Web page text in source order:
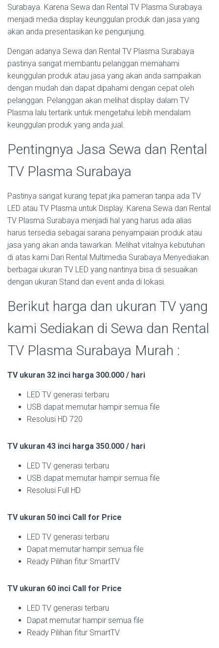
Surabaya. Karena Sewa dan Rental TV Plasma Surabaya
menjadi media display keunggulan produk dan jasa yang
akan anda presentasikan ke pengunjung.
Dengan adanya Sewa dan Rental TV Plasma Surabaya
pastinya sangat membantu pelanggan memahami
keunggulan produk atau jasa yang akan anda sampaikan
dengan mudah dan dapat dipahami dengan cepat oleh
pelanggan. Pelanggan akan melihat display dalam TV
Plasma lalu tertarik untuk mengetahui lebih mendalam
keunggulan produk yang anda jual.
Pentingnya Jasa Sewa dan Rental
TV Plasma Surabaya
Pastinya sangat kurang tepat jika pameran tanpa ada TV
LED atau TV Plasma untuk Display. Karena Sewa dan Rental
TV Plasma Surabaya menjadi hal yang harus ada alias
harus tersedia sebagai sarana penyampaian produk atau
jasa yang akan anda tawarkan. Melihat vitalnya kebutuhan
di atas kami Dari Rental Multimedia Surabaya Menyediakan
berbagai ukuran TV LED yang nantinya bisa di sesuaikan
dengan ukuran Stand dan event anda di lokasi.
Berikut harga dan ukuran TV yang
kami Sediakan di Sewa dan Rental
TV Plasma Surabaya Murah :
TV ukuran 32 inci harga 300.000 / hari
LED TV generasi terbaru
USB dapat memutar hampir semua file
Resolusi HD 720
TV ukuran 43 inci harga 350.000 / hari
LED TV generasi terbaru
USB dapat memutar hampir semua file
Resolusi Full HD
TV ukuran 50 inci Call for Price
LED TV generasi terbaru
Dapat memutar hampir semua file
Ready Pilihan fitur SmartTV
TV ukuran 60 inci Call for Price
LED TV generasi terbaru
Dapat memutar hampir semua file
Ready Pilihan fitur SmartTV